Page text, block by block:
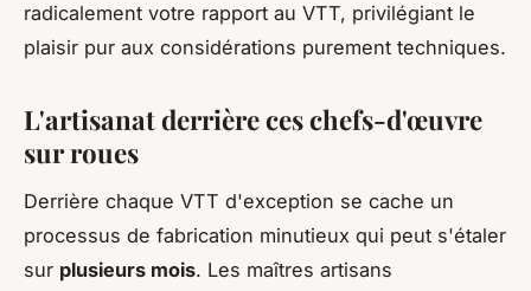
radicalement votre rapport au VTT, privilégiant le
plaisir pur aux considérations purement techniques.
L'artisanat derrière ces chefs-d'œuvre
sur roues
Derrière chaque VTT d'exception se cache un
processus de fabrication minutieux qui peut s'étaler
sur plusieurs mois. Les maîtres artisans